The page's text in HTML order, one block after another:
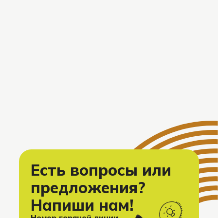
Есть вопросы или
предложения?
Напиши нам!